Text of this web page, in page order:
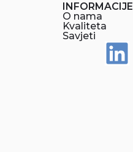
INFORMACIJE
O nama
Kvaliteta
Savjeti